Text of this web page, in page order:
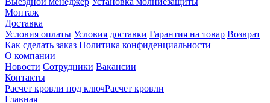
Монтаж
Доставка
Условия оплаты Условия доставки Гарантия на товар Возврат
Как сделать заказ Политика конфиденциальности
О компании
Новости Сотрудники Вакансии
Контакты
Расчет кровли под ключРасчет кровли
Главная